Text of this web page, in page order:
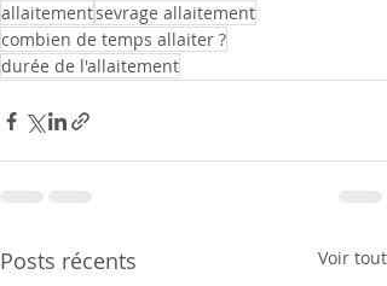
allaitementsevrage allaitement
combien de temps allaiter ?
durée de l'allaitement
Posts récents Voir tout